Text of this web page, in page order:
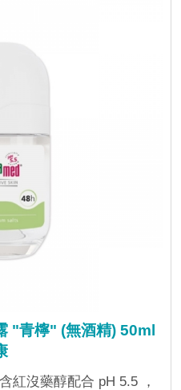
"青檸" (無酒精) 50ml
紅沒藥醇配合 pH 5.5 ，